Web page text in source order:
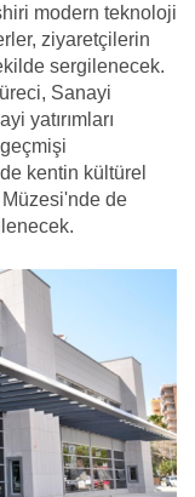
modern teknoloji
ziyaretçilerin
sergilenecek.
Sanayi
yatırımları
kentin kültürel
de